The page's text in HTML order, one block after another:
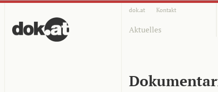
dok.at Kontakt
Aktuelles